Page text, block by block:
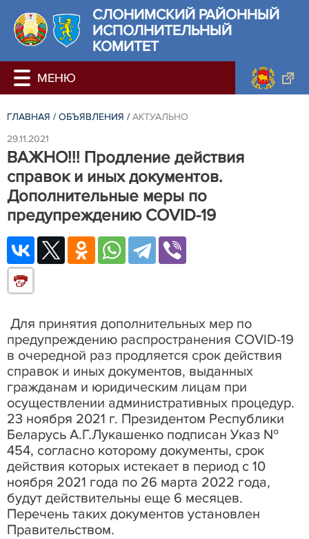
СЛОНИМСКИЙ РАЙОННЫЙ
ИСПОЛНИТЕЛЬНЫЙ
КОМИТЕТ
ГЛАВНАЯ / ОБЪЯВЛЕНИЯ / АКТУАЛЬНО
29.11.2021
ВАЖНО!!! Продление действия
справок и иных документов.
Дополнительные меры по
предупреждению COVID-19
Для принятия дополнительных мер по
предупреждению распространения COVID-19
в очередной раз продляется срок действия
справок и иных документов, выданных
гражданам и юридическим лицам при
осуществлении административных процедур.
23 ноября 2021 г. Президентом Республики
Беларусь А.Г.Лукашенко подписан Указ №
454, согласно которому документы, срок
действия которых истекает в период с 10
ноября 2021 года по 26 марта 2022 года,
будут действительны еще 6 месяцев.
Перечень таких документов установлен
Правительством.